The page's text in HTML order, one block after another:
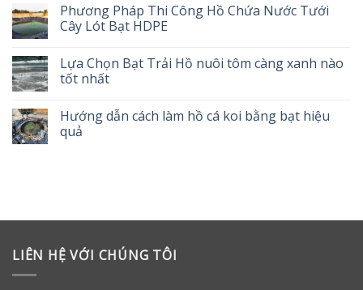
Phương Pháp Thi Công Hồ Chứa Nước Tưới
Cây Lót Bạt HDPE
Lựa Chọn Bạt Trải Hồ nuôi tôm càng xanh nào
tốt nhất
Hướng dẫn cách làm hồ cá koi bằng bạt hiệu
quả
LIÊN HỆ VỚI CHÚNG TÔI